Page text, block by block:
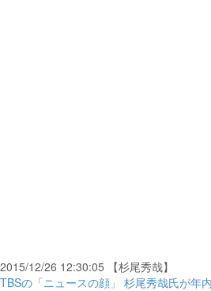
2015/12/26 12:30:05 【杉尾秀哉】
TBSの「ニュースの顔」 杉尾秀哉氏が年